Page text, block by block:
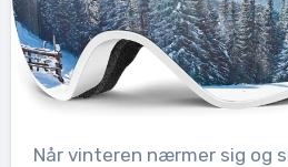
Når vinteren nærmer sig og sneen falder,